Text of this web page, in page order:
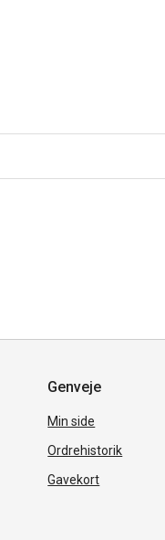
Genveje
Min side
Ordrehistorik
Gavekort